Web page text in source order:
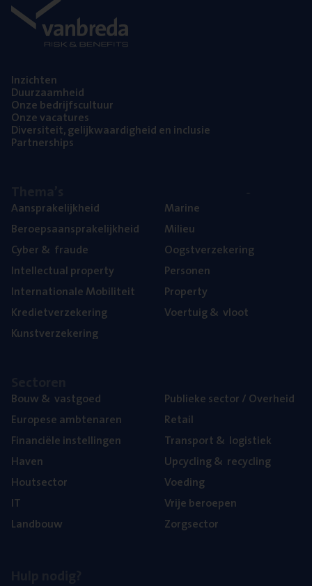
Inzich­ten
Duur­zaam­heid
Onze bedrijfs­cul­tuur
Onze vaca­tu­res
Diver­si­teit, gelijk­waar­dig­heid en inclusie
Part­ner­ships
Aan­spra­ke­lijk­heid
Beroeps­aan­spra­ke­lijk­heid
Cyber& fraude
Intel­lec­tu­al property
Inter­na­ti­o­na­le Mobiliteit
Kre­diet­ver­ze­ke­ring
Kunst­ver­ze­ke­ring
Mari­ne
Mili­eu
Oogst­ver­ze­ke­ring
Per­so­nen
Pro­per­ty
Voer­tuig& vloot
Bouw& vastgoed
Euro­pe­se ambtenaren
Finan­ci­ë­le instellingen
Haven
Hout­sec­tor
IT
Land­bouw
Publie­ke sec­tor / Overheid
Retail
Trans­port& logistiek
Upcy­cling& recycling
Voe­ding
Vrije beroe­pen
Zorg­sec­tor